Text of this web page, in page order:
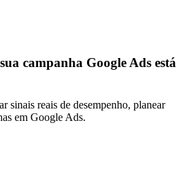
campanha Google Ads está
sinais reais de desempenho, planear
em Google Ads.